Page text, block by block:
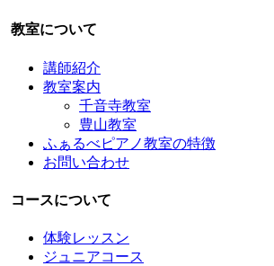
教室について
講師紹介
教室案内
千音寺教室
豊山教室
ふぁるべピアノ教室の特徴
お問い合わせ
コースについて
体験レッスン
ジュニアコース